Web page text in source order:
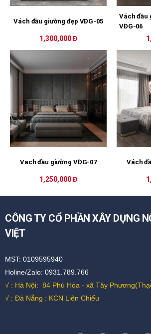
Vách đầu giường đẹp VĐG-05
1,300,000 Đ
Vách đầu
VĐG-06
Vach đầu giường VĐG-07
1,250,000 Đ
Vách
CÔNG TY CỔ PHẦN XÂY DỰNG
VIỆT
MST: 0109595940
Holine/Zalo: 0931.789.766
√ : Hà Nội: 84 Phú Hòa - xã Tây
√ : Đà Nẵng : KCN Liên Chiểu